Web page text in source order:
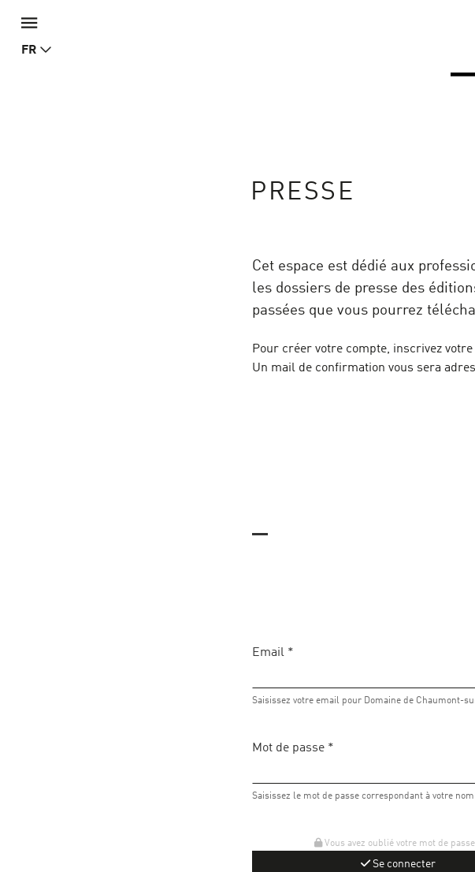
FR
PRESSE
Cet espace est dédié aux
les dossiers de presse des
passées que vous pourrez
Pour créer votre compte, inscrivez
Un mail de confirmation vous sera
Email *
Saisissez votre email pour Domaine de Chaumont-
Mot de passe *
Saisissez le mot de passe correspondant à votre
Vous avez oublié votre mot de
Se connecter